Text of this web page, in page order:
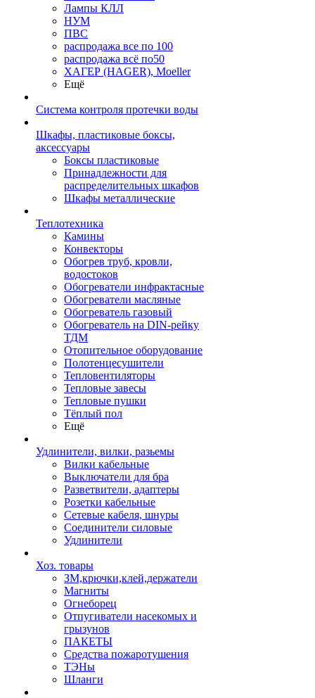
Лампы КЛЛ
НУМ
ПВС
распродажа все по 100
распродажа всё по50
ХАГЕР (HAGER), Moeller
Ещё
Система контроля протечки воды
Шкафы, пластиковые боксы,
аксессуары
Боксы пластиковые
Принадлежности для
распределительных шкафов
Шкафы металлические
Теплотехника
Камины
Конвекторы
Обогрев труб, кровли,
водостоков
Обогреватели инфрактасные
Обогреватели масляные
Обогреватель газовый
Обогреватель на DIN-рейку
ТДМ
Отопительное оборудование
Полотенцесушители
Тепловентиляторы
Тепловые завесы
Тепловые пушки
Тёплый пол
Ещё
Удлинители, вилки, разьемы
Вилки кабельные
Выключатели для бра
Разветвители, адаптеры
Розетки кабельные
Сетевые кабеля, шнуры
Соединители силовые
Удлинители
Хоз. товары
ЗМ,крючки,клей,держатели
Магниты
Огнеборец
Отпугиватели насекомых и
грызунов
ПАКЕТЫ
Средства пожаротушения
ТЭНы
Шланги